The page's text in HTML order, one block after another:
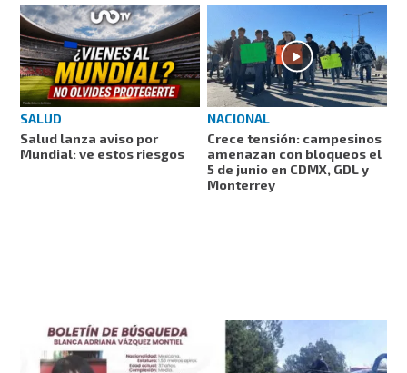
SALUD
Salud lanza aviso por
Mundial: ve estos riesgos
NACIONAL
Crece tensión: campesinos
amenazan con bloqueos el
5 de junio en CDMX, GDL y
Monterrey